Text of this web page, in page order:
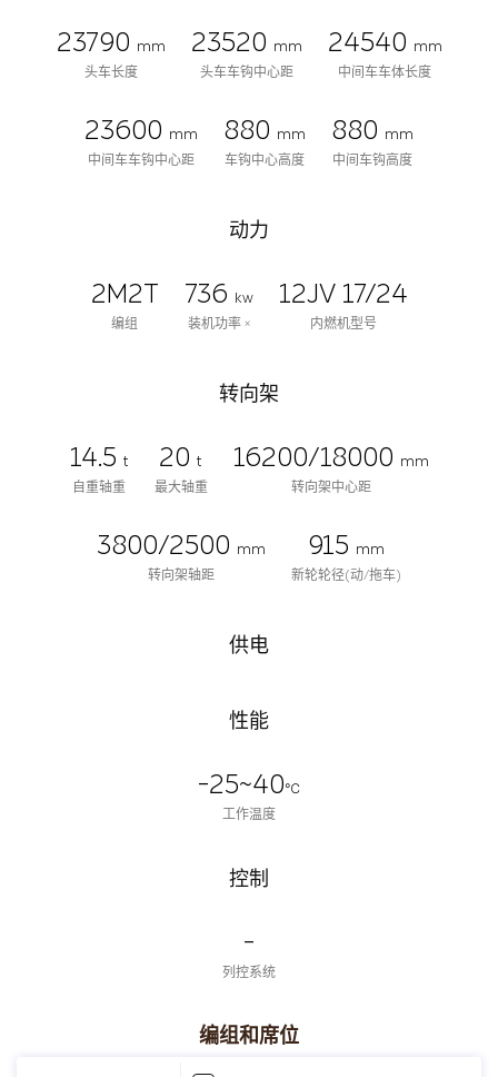
23790 mm
头车长度
23520 mm
头车车钩中心距
24540 mm
中间车车体长度
23600 mm
中间车车钩中心距
880 mm
车钩中心高度
880 mm
中间车钩高度
动力
2M2T
编组
736
kw
装机功率 ×
12JV 17/24
内燃机型号
转向架
14.5 t
自重轴重
20 t
最大轴重
16200/18000 mm
转向架中心距
3800/2500 mm
转向架轴距
915 mm
新轮轮径(动/拖车)
供电
性能
-25~40℃
工作温度
控制
-
列控系统
编组和席位